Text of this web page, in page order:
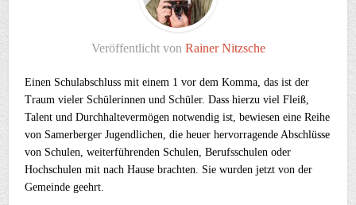
Veröffentlicht von Rainer Nitzsche
Einen Schulabschluss mit einem 1 vor dem Komma, das ist der
Traum vieler Schülerinnen und Schüler. Dass hierzu viel Fleiß,
Talent und Durchhaltevermögen notwendig ist, bewiesen eine Reihe
von Samerberger Jugendlichen, die heuer hervorragende Abschlüsse
von Schulen, weiterführenden Schulen, Berufsschulen oder
Hochschulen mit nach Hause brachten. Sie wurden jetzt von der
Gemeinde geehrt.